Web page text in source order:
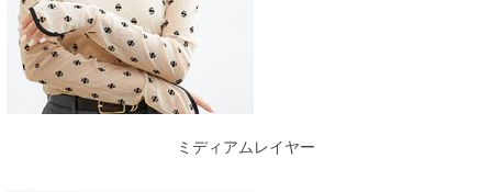
ミディアムレイヤー